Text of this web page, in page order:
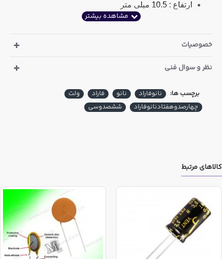
ارتفاع : 10.5 میلی متر
ضخامت : 6.2 میلی متر
فاصله پایه : 20 میلی متر
میلی متر
فاصله پایه (P) : 27 میلی متر
خصوصیات
نظر و سوال فنی
برچسب ها: نانوفاراد نانو فاراد
ولت
چهارصدوهفتادنانوفاراد
ششصدوسی
کالاهای مرتبط